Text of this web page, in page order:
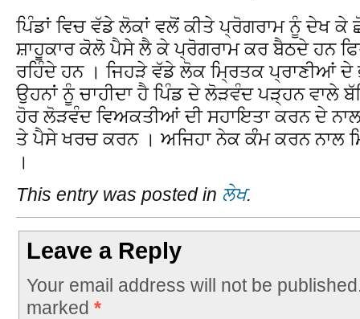
ਪਿੰਡਾਂ ਵਿਚ ਵੱਡੇ ਲੋਕਾਂ ਵਲੋਂ ਕੀਤੇ ਪ੍ਰੋਗਰਾਮ ਨੂੰ ਦੇਖ ਕੇ
ਸ਼ਾਹੂਕਾਰ ਕੋਲੋ ਪੈਸੇ ਲੈ ਕੇ ਪ੍ਰੋਗਰਾਮ ਕਰ ਬੈਠਦੇ ਹਨ
ਰਹਿੰਦੇ ਹਨ । ਜਿਹੜੇ ਵੱਡੇ ਲੋਕ ਮ੍ਰਿਤਕ ਪ੍ਰਾਣੀਆਂ
ਉਹਨਾਂ ਨੂੰ ਚਾਹੀਦਾ ਹੈ ਪਿੰਡ ਦੇ ਲੋੜਵੰਦ ਪੜ੍ਹਨ ਵਾਲੇ
ਹੋਰ ਲੋੜਵੰਦ ਵਿਅਕਤੀਆਂ ਦੀ ਸਹਾਇਤਾ ਕਰਨ ਦੇ
ਤੇ ਪੈਸੇ ਖਰਚ ਕਰਨ । ਅਜਿਹਾ ਨੇਕ ਕੰੰਮ ਕਰਨ ਨਾਲ
।
This entry was posted in ਲੇਖ.
Leave a Reply
Your email address will not be
marked *